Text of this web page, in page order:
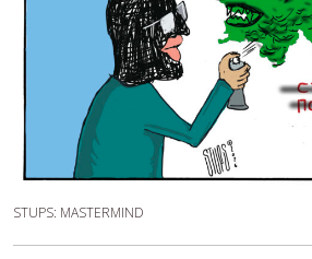
STUPS: MASTERMIND